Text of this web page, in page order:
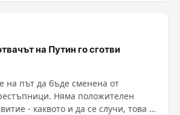
на Путин го сготви
на път да бъде сменена от
Няма положителен
- каквото и да се случи, това е